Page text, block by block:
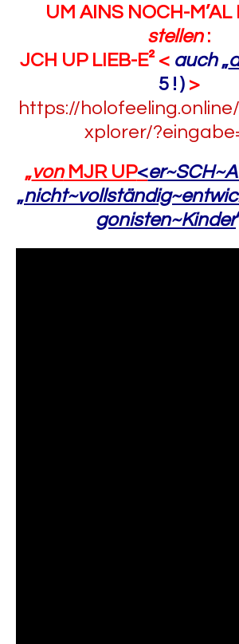
UM AINS NOCH-M’AL
stellen :
JCH UP LIEB-E² < auch„
5 ! ) >
https://
xplorer/
„vonMJR UP<
„
gonisten~Kinder